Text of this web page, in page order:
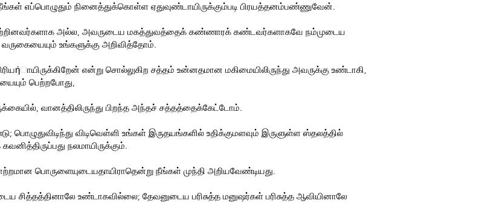
எப்பொழுதும் நினைத்துக்கொள்ள ஏதுவுண்டாயிருக்கும்படி பிரயத்தனம்பண்ணுவேன்.
அல்ல, அவருடைய மகத்துவத்தைக் கண்ணாரக் கண்டவர்களாகவே நம்முடைய
உங்களுக்கு அறிவித்தோம்.
என்று சொல்லுகிற சத்தம் உன்னதமான மகிமையிலிருந்து அவருக்கு உண்டாகி,
பெற்றபோது,
வானத்திலிருந்து பிறந்த அந்தச் சத்தத்தைக்கேட்டோம்.
பொழுதுவிடிந்து விடிவெள்ளி உங்கள் இருதயங்களில் உதிக்குமளவும் இருளுள்ள ஸ்தலத்தில்
நலமாயிருக்கும்.
பொருளையுடையதாயிராதென்று நீங்கள் முந்தி அறியவேண்டியது.
சித்தத்தினாலே உண்டாகவில்லை; தேவனுடைய பரிசுத்த மனுஷர்கள் பரிசுத்த ஆவியினாலே